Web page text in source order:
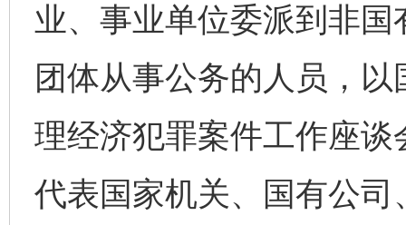
业、事业单位委派到非
团体从事公务的人员，
理经济犯罪案件工作座
代表国家机关、国有公